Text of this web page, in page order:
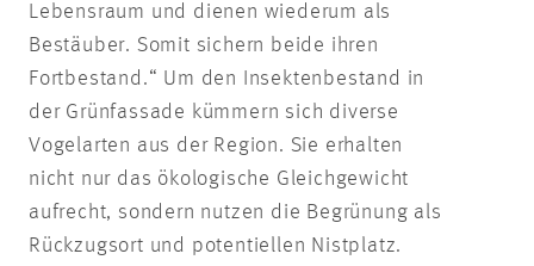
Lebensraum und dienen wiederum als
Bestäuber. Somit sichern beide ihren
Fortbestand.“ Um den Insektenbestand in
der Grünfassade kümmern sich diverse
Vogelarten aus der Region. Sie erhalten
nicht nur das ökologische Gleichgewicht
aufrecht, sondern nutzen die Begrünung als
Rückzugsort und potentiellen Nistplatz.